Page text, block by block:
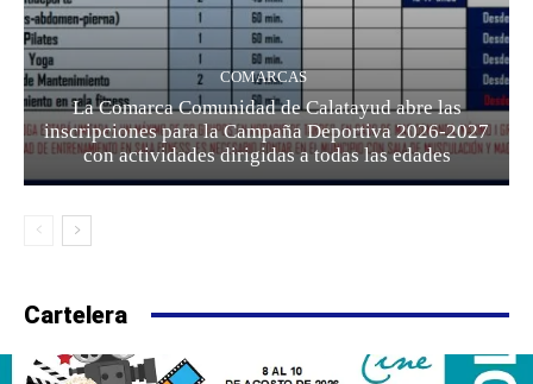
COMARCAS
La Comarca Comunidad de Calatayud abre las
inscripciones para la Campaña Deportiva 2026-2027
con actividades dirigidas a todas las edades
Cartelera